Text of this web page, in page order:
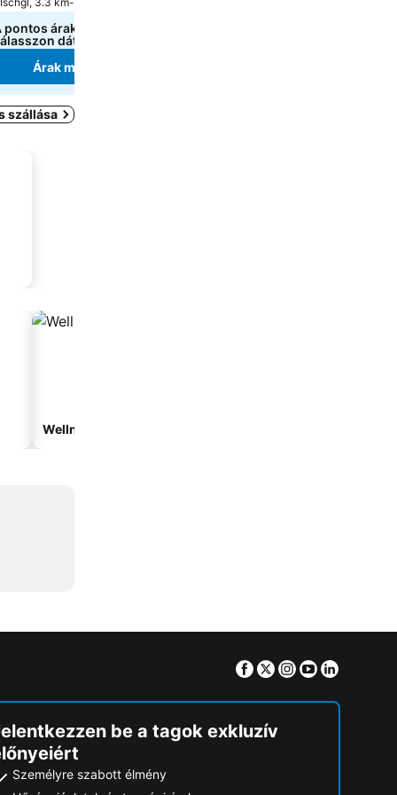
pontos árak megtekintéséhez
dátumokat
Árak megjelenítése
szállása
Wellnesshotelek
Facebook
TwitterInstagram
Youtube
be a tagok exkluzív
Személyre szabott élmény